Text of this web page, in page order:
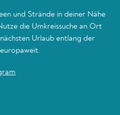
und Strände in deiner Nähe
die Umkreissuche an Ort
Urlaub entlang der